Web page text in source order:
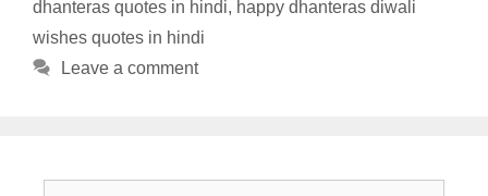
dhanteras quotes in hindi, happy dhanteras diwali
wishes quotes in hindi
Leave a comment